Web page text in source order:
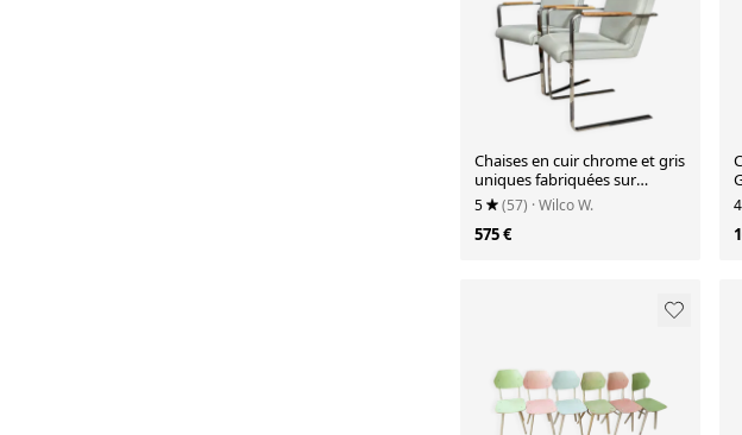
Chaises en cuir chrome et gris
uniques fabriquées sur
demande années 1980.
5 (57) · Wilco W.
575 €